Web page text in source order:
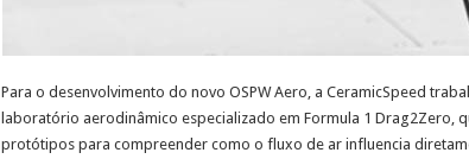
Para o desenvolvimento do novo OSPW Aero, a CeramicSpeed
laboratório aerodinâmico especializado em Formula 1 Drag2Zero,
protótipos para compreender como o fluxo de ar influencia